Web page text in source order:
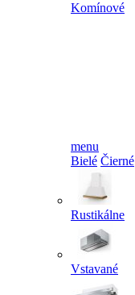
Komínové
menu
Bielé Čierné
Rustikálne
Vstavané